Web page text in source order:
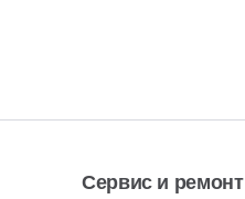
Сервис и ремонт